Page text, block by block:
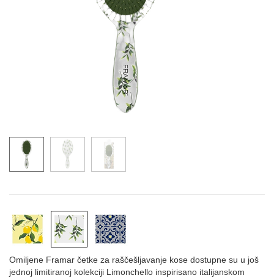
Omiljene Framar četke za raščešljavanje kose dostupne su u još
jednoj limitiranoj kolekciji Limonchello inspirisano italijanskom